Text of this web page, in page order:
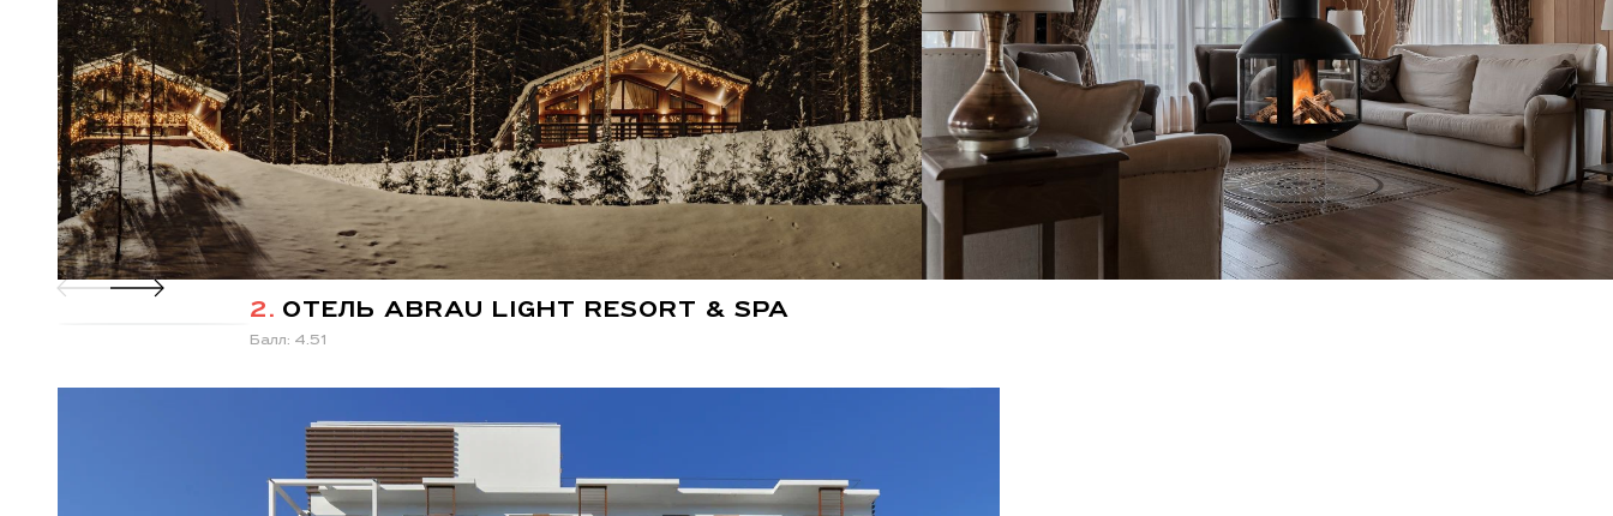
2. ОТЕЛЬ ABRAU LIGHT RESORT & SPA
Балл: 4.51